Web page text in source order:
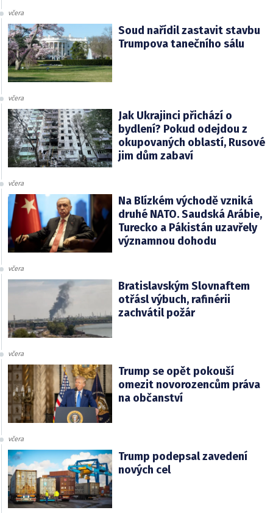
včera
Soud nařídil zastavit stavbu
Trumpova tanečního sálu
včera
Jak Ukrajinci přichází o
bydlení? Pokud odejdou z
okupovaných oblastí, Rusové
jim dům zabaví
včera
Na Blízkém východě vzniká
druhé NATO. Saudská Arábie,
Turecko a Pákistán uzavřely
významnou dohodu
včera
Bratislavským Slovnaftem
otřásl výbuch, rafinérii
zachvátil požár
včera
Trump se opět pokouší
omezit novorozencům práva
na občanství
včera
Trump podepsal zavedení
nových cel